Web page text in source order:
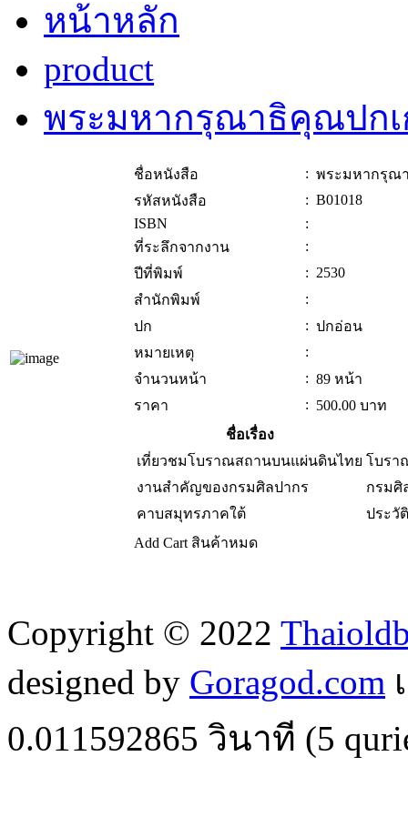
หน้าหลัก
product
พระมหากรุณาธิคุณปกเ
ชื่อหนังสือ : พระมหากรุณ
รหัสหนังสือ
: B01018
ISBN
:
ที่ระลึกจากงาน
:
ปีที่พิมพ์
: 2530
สำนักพิมพ์
:
ปก
: ปกอ่อน
หมายเหตุ
:
จำนวนหน้า
: 89 หน้า
ราคา
: 500.00 บาท
ชื่อเรื่อง
เที่ยวชมโบราณสถานบนแผ่นดินไทย โบรา
งานสำคัญของกรมศิลปากร
กรมศิ
คาบสมุทรภาคใต้
ประวั
Add Cart สินค้าหมด
Copyright © 2022
designed by Goragod.com
0.011592865 วินาที (5